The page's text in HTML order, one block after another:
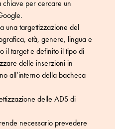
chiave per cercare un
una targettizzazione del
età, genere, lingua e
il target e definito il tipo di
delle inserzioni in
all’interno della bacheca
delle ADS di
necessario prevedere